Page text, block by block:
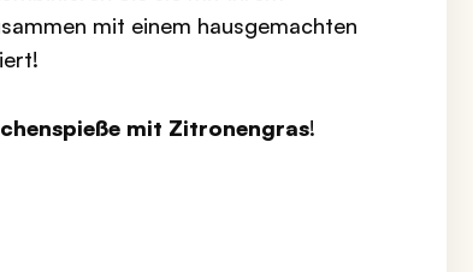
mit einem hausgemachten
mit Zitronengras!